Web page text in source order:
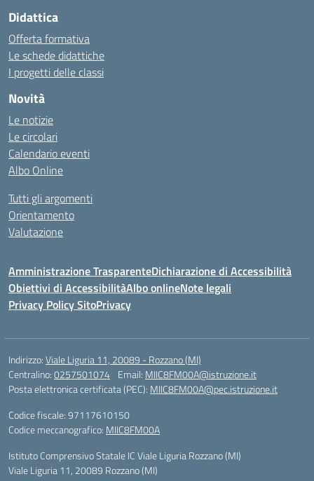
Didattica
Offerta formativa
Le schede didattiche
I progetti delle classi
Novità
Le notizie
Le circolari
Calendario eventi
Albo Online
Tutti gli argomenti
Orientamento
Valutazione
Amministrazione TrasparenteDichiarazione di Accessibilità
Obiettivi di AccessibilitàAlbo onlineNote legali
Privacy Policy SitoPrivacy
Indirizzo:Viale Liguria 11, 20089 - Rozzano (MI)
Centralino:0257501074 Email: MIIC8FM00A@istruzione.it
Posta elettronica certificata (PEC): MIIC8FM00A@pec.istruzione.it
Codice fiscale: 97117610150
Codice meccanografico: MIIC8FM00A
Istituto Comprensivo Statale IC Viale Liguria Rozzano (MI)
Viale Liguria 11, 20089 Rozzano (MI)